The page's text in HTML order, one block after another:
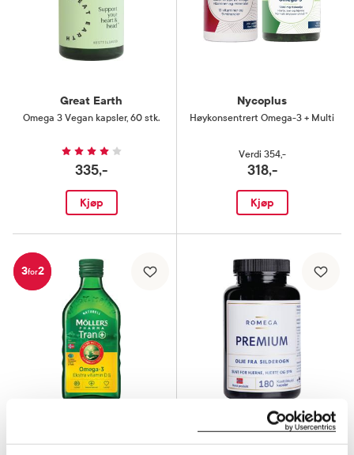
Great Earth
Omega 3 Vegan kapsler, 60 stk.
335,-
Kjøp
Nycoplus
Høykonsentrert Omega-3 + Multi
Verdi 354,-
318,-
Kjøp
3for2
Möller's Pharma Romega